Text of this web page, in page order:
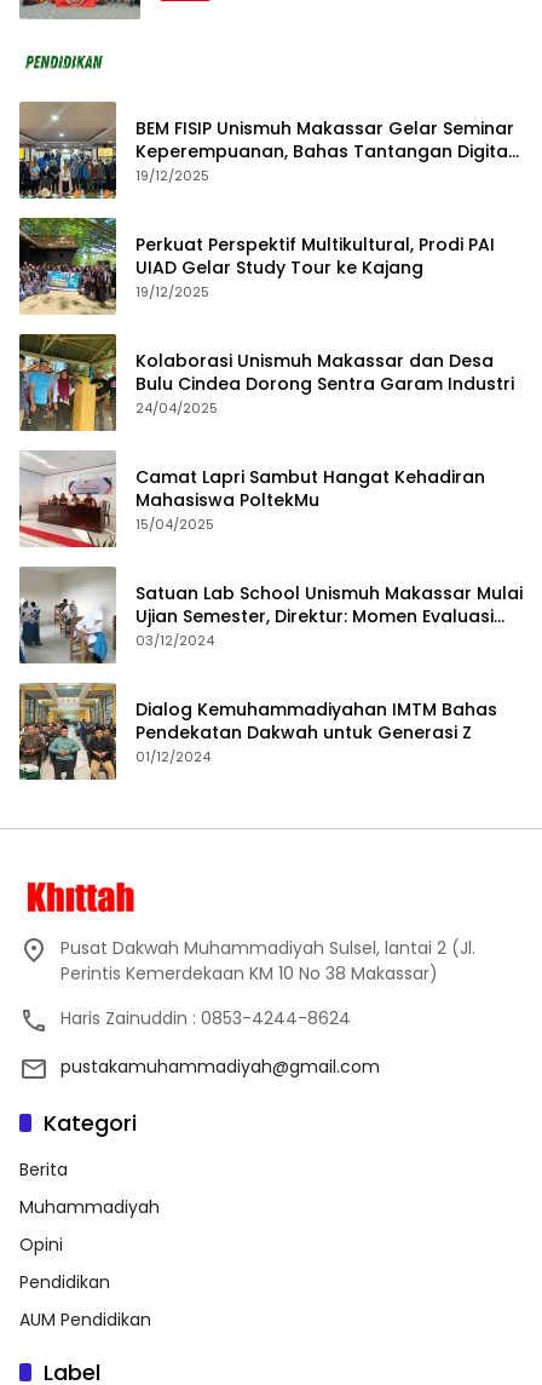
BEM FISIP Unismuh Makassar Gelar Seminar
Keperempuanan, Bahas Tantangan Digital
dan Budaya Lokal
19/12/2025
Perkuat Perspektif Multikultural, Prodi PAI
UIAD Gelar Study Tour ke Kajang
19/12/2025
Kolaborasi Unismuh Makassar dan Desa
Bulu Cindea Dorong Sentra Garam Industri
24/04/2025
Camat Lapri Sambut Hangat Kehadiran
Mahasiswa PoltekMu
15/04/2025
Satuan Lab School Unismuh Makassar Mulai
Ujian Semester, Direktur: Momen Evaluasi
Proses Pembelajaran
03/12/2024
Dialog Kemuhammadiyahan IMTM Bahas
Pendekatan Dakwah untuk Generasi Z
01/12/2024
Pusat Dakwah Muhammadiyah Sulsel, lantai 2 (Jl.
Perintis Kemerdekaan KM 10 No 38 Makassar)
Haris Zainuddin : 0853-4244-8624
pustakamuhammadiyah@gmail.com
Kategori
Berita
Muhammadiyah
Opini
Pendidikan
AUM Pendidikan
Label